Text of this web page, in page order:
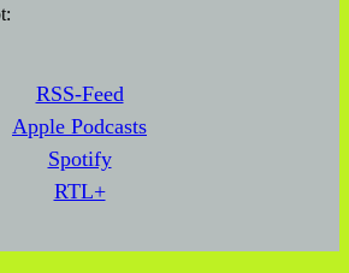
RSS-Feed
Apple Podcasts
Spotify
RTL+